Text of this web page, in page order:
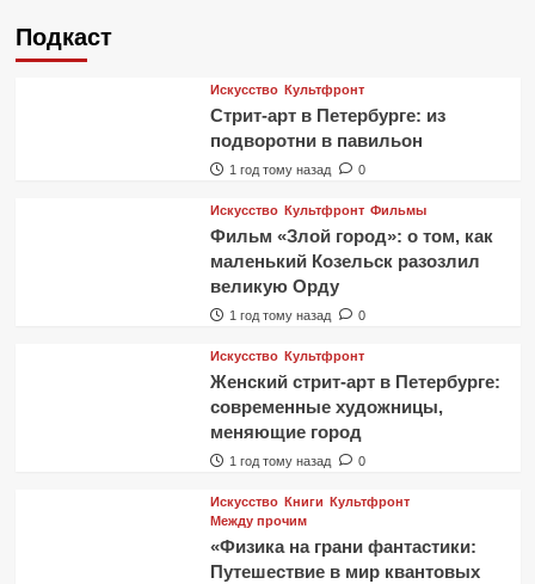
Подкаст
Искусство Культфронт
Стрит-арт в Петербурге: из
подворотни в павильон
1 год тому назад 0
Искусство Культфронт Фильмы
Фильм «Злой город»: о том, как
маленький Козельск разозлил
великую Орду
1 год тому назад 0
Искусство Культфронт
Женский стрит-арт в Петербурге:
современные художницы,
меняющие город
1 год тому назад 0
Искусство Книги Культфронт
Между прочим
«Физика на грани фантастики:
Путешествие в мир квантовых